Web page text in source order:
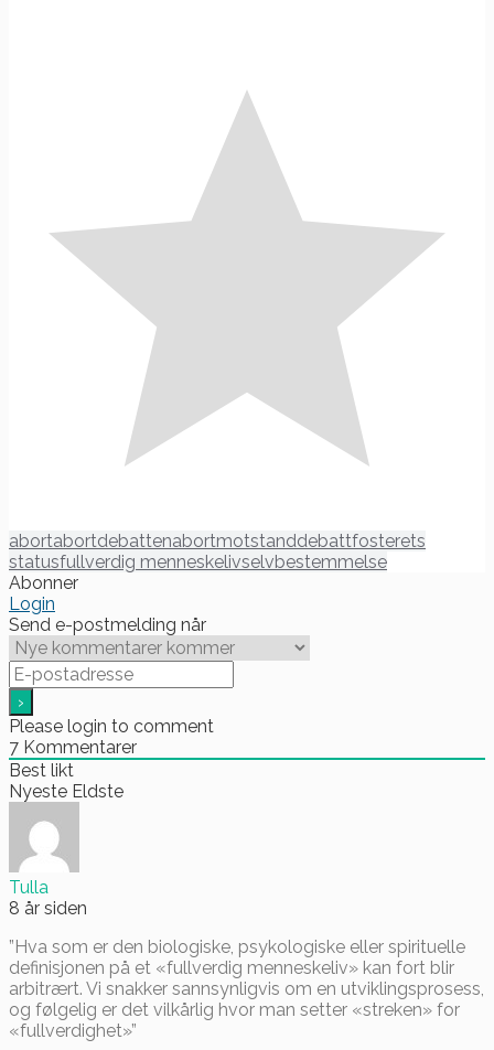
abortabortdebattenabortmotstanddebattfosterets
statusfullverdig menneskelivselvbestemmelse
Abonner
Login
Send e-postmelding når
Please login to comment
7 Kommentarer
Best likt
Nyeste Eldste
Tulla
8 år siden
”Hva som er den biologiske, psykologiske eller spirituelle
definisjonen på et «fullverdig menneskeliv» kan fort blir
arbitrært. Vi snakker sannsynligvis om en utviklingsprosess,
og følgelig er det vilkårlig hvor man setter «streken» for
«fullverdighet»”